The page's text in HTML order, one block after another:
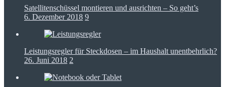
Satellitenschüssel montieren und ausrichten – So geht’s
6. Dezember 2018 9
Leistungsregler für Steckdosen – im Haushalt unentbehrlich?
26. Juni 2018 2